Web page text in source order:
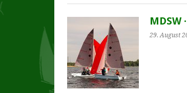
MDSW
29. August